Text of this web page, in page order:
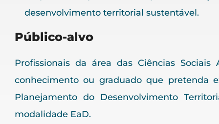
desenvolvimento territorial sustentável.
Público-alvo
Profissionais da área das Ciências
conhecimento ou graduado que pretenda
Planejamento do Desenvolvimento
modalidade EaD.